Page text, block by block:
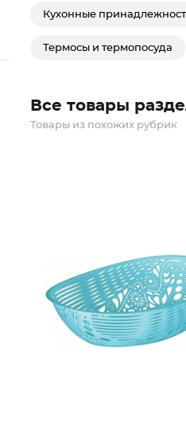
Кухонные
Термосы и термопосуда
Все товары
Товары из похожих рубрик